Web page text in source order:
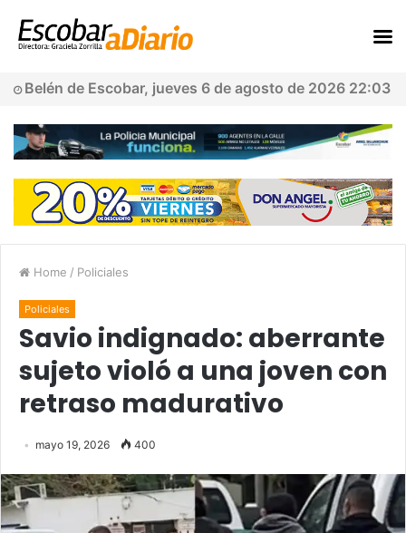
Belén de Escobar, jueves 6 de agosto de 2026 22:03
Home / Policiales
Policiales
Savio indignado: aberrante
sujeto violó a una joven con
retraso madurativo
mayo 19, 2026 400